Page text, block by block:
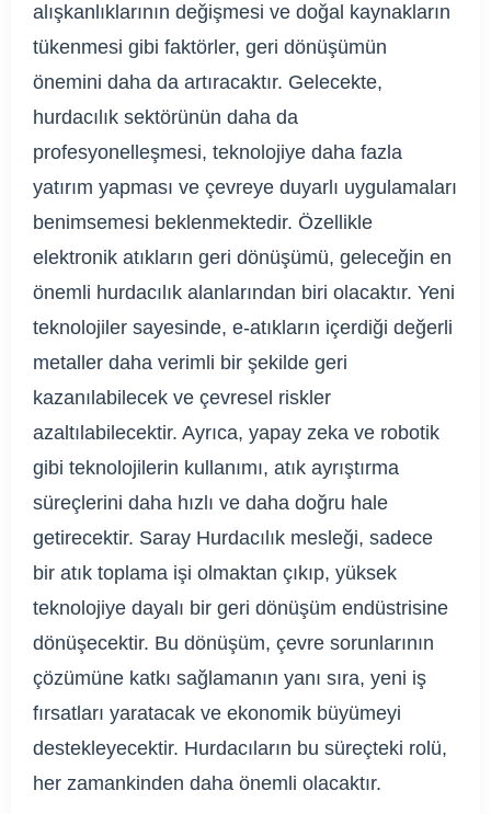
alışkanlıklarının değişmesi ve doğal kaynakların
tükenmesi gibi faktörler, geri dönüşümün
önemini daha da artıracaktır. Gelecekte,
hurdacılık sektörünün daha da
profesyonelleşmesi, teknolojiye daha fazla
yatırım yapması ve çevreye duyarlı uygulamaları
benimsemesi beklenmektedir. Özellikle
elektronik atıkların geri dönüşümü, geleceğin en
önemli hurdacılık alanlarından biri olacaktır. Yeni
teknolojiler sayesinde, e-atıkların içerdiği değerli
metaller daha verimli bir şekilde geri
kazanılabilecek ve çevresel riskler
azaltılabilecektir. Ayrıca, yapay zeka ve robotik
gibi teknolojilerin kullanımı, atık ayrıştırma
süreçlerini daha hızlı ve daha doğru hale
getirecektir. Saray Hurdacılık mesleği, sadece
bir atık toplama işi olmaktan çıkıp, yüksek
teknolojiye dayalı bir geri dönüşüm endüstrisine
dönüşecektir. Bu dönüşüm, çevre sorunlarının
çözümüne katkı sağlamanın yanı sıra, yeni iş
fırsatları yaratacak ve ekonomik büyümeyi
destekleyecektir. Hurdacıların bu süreçteki rolü,
her zamankinden daha önemli olacaktır.